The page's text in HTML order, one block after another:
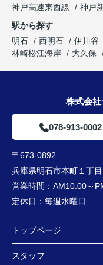
神戸高速東西線
神戸
駅から探す
明石
西明石 伊川谷
林崎松江海岸
大久保
株式会
078-913-0002
〒673-0892
兵庫県明石市本町１丁
営業時間： AM10:00～
定休日： 毎週水曜日
トップページ
スタッフ